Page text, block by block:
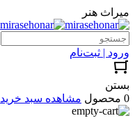
میراث هنر
ورود | ثبت‌نام
بستن
0 محصول
مشاهده سبد خرید